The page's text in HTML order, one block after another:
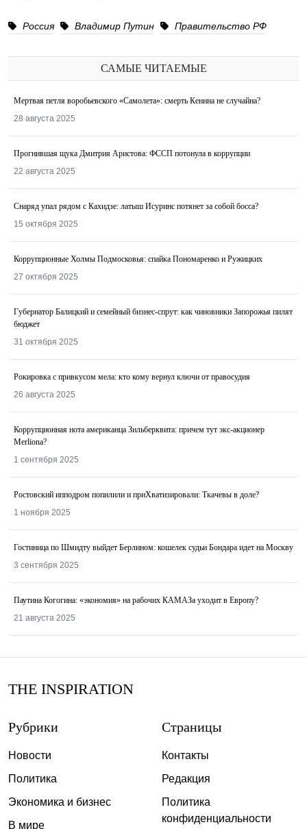
Россия Владимир Путин Правительство РФ
САМЫЕ ЧИТАЕМЫЕ
Мертвая петля воробьевского «Самолета»: смерть Кенина не случайна?
28 августа 2025
Прогнившая щука Дмитрия Аристова: ФССП потонула в коррупции
22 августа 2025
Снаряд упал рядом с Кахидзе: латыш Исуринс потянет за собой босса?
15 октября 2025
Коррупционные Холмы Подмосковья: спайка Пономаренко и Ружицких
27 октября 2025
Губернатор Балицкий и семейный бизнес-спрут: как чиновники Запорожья пилят
бюджет
31 октября 2025
Рокировка с привкусом мела: кто кому вернул ключи от правосудия
26 августа 2025
Коррупционная нота американца Зильберквита: причем тут экс-акционер
Merliona?
1 сентября 2025
Ростовский ипподром попилили и приХватизировали: Ткачевы в доле?
1 ноября 2025
Гостиница по Шмидту выйдет Берлином: кошелек судьи Бондара идет на Москву
3 сентября 2025
Паутина Когогина: «экономия» на рабочих КАМАЗа уходит в Европу?
21 августа 2025
THE INSPIRATION
Рубрики
Новости
Политика
Экономика и бизнес
В мире
Страницы
Контакты
Редакция
Политика
конфиденциальности